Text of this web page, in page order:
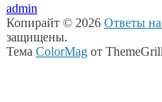
admin
Копирайт © 2026 Ответы
защищены.
Тема ColorMag от